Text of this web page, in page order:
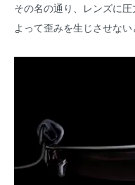
その名の通り、レンズに圧
よって歪みを生じさせない